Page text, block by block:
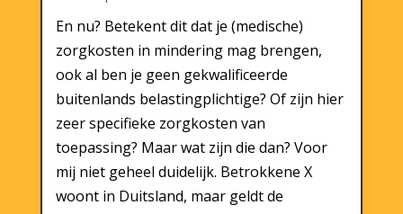
En nu? Betekent dit dat je (medische)
zorgkosten in mindering mag brengen,
ook al ben je geen gekwalificeerde
buitenlands belastingplichtige? Of zijn hier
zeer specifieke zorgkosten van
toepassing? Maar wat zijn die dan? Voor
mij niet geheel duidelijk. Betrokkene X
woont in Duitsland, maar geldt de